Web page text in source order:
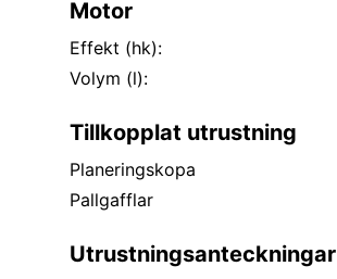
Motor
Effekt (hk):
Volym (l):
Tillkopplat utrustning
Planeringskopa
Pallgafflar
Utrustningsanteckningar